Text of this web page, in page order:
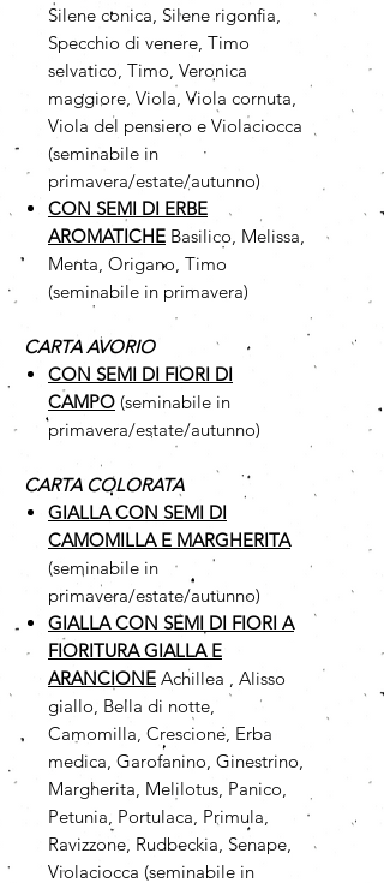
Silene conica, Silene rigonfia,
Specchio di venere, Timo
selvatico, Timo, Veronica
maggiore, Viola, Viola cornuta,
Viola del pensiero e Violaciocca
(seminabile in
primavera/estate/autunno)
CON SEMI DI ERBE
AROMATICHE Basilico, Melissa,
Menta, Origano, Timo
(seminabile in primavera)
CARTA AVORIO
CON SEMI DI FIORI DI
CAMPO (seminabile in
primavera/estate/autunno)
CARTA COLORATA
GIALLA CON SEMI DI
CAMOMILLA E MARGHERITA
(seminabile in
primavera/estate/autunno)
GIALLA CON SEMI DI FIORI A
FIORITURA GIALLA E
ARANCIONE Achillea , Alisso
giallo, Bella di notte,
Camomilla, Crescione, Erba
medica, Garofanino, Ginestrino,
Margherita, Melilotus, Panico,
Petunia, Portulaca, Primula,
Ravizzone, Rudbeckia, Senape,
Violaciocca (seminabile in